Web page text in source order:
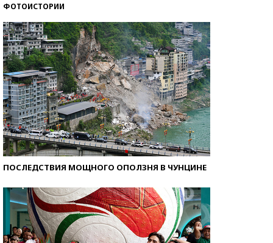
ФОТОИСТОРИИ
ПОСЛЕДСТВИЯ МОЩНОГО ОПОЛЗНЯ В ЧУНЦИНЕ